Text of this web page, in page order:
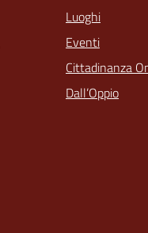
Luoghi
Eventi
Cittadinanza
Dall’Oppio